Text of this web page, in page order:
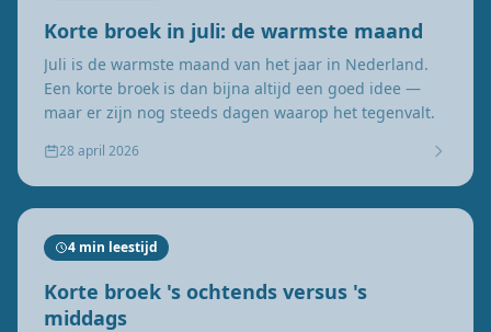
Korte broek in juli: de warmste maand
Juli is de warmste maand van het jaar in Nederland.
Een korte broek is dan bijna altijd een goed idee —
maar er zijn nog steeds dagen waarop het tegenvalt.
28 april 2026
4 min leestijd
Korte broek 's ochtends versus 's
middags